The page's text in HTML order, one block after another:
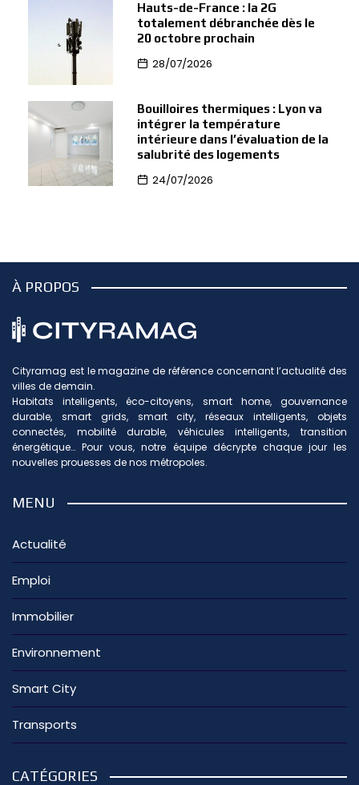
Hauts-de-France : la 2G
totalement débranchée dès le
20 octobre prochain
28/07/2026
Bouilloires thermiques : Lyon va
intégrer la température
intérieure dans l’évaluation de la
salubrité des logements
24/07/2026
À PROPOS
Cityramag est le magazine de référence concernant l’actualité des
villes de demain.
Habitats intelligents, éco-citoyens, smart home, gouvernance
durable, smart grids, smart city, réseaux intelligents, objets
connectés, mobilité durable, véhicules intelligents, transition
énergétique… Pour vous, notre équipe décrypte chaque jour les
nouvelles prouesses de nos métropoles.
MENU
Actualité
Emploi
Immobilier
Environnement
Smart City
Transports
CATÉGORIES